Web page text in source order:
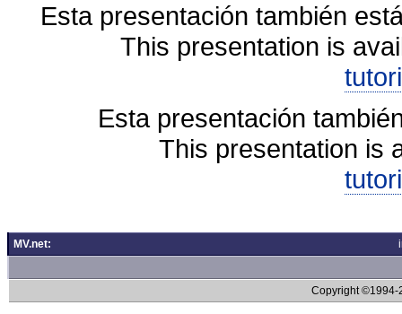
Esta presentación también
This presentation is
Esta presentación
This presentation is
MV.net:
Copyright ©1994-